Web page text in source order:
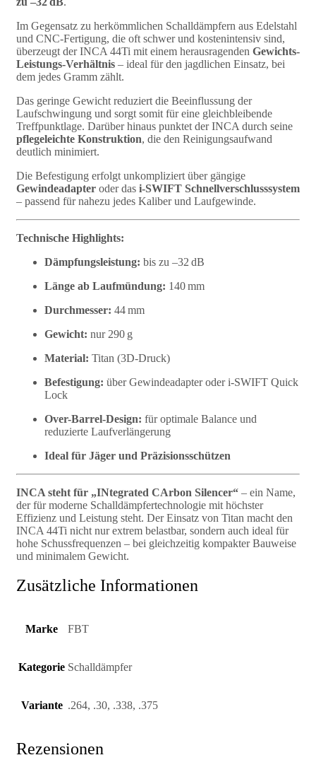
Im Gegensatz zu herkömmlichen Schalldämpfern aus Edelstahl
und CNC-Fertigung, die oft schwer und kostenintensiv sind,
überzeugt der INCA 44Ti mit einem herausragenden Gewichts-
Leistungs-Verhältnis – ideal für den jagdlichen Einsatz, bei
dem jedes Gramm zählt.
Das geringe Gewicht reduziert die Beeinflussung der
Laufschwingung und sorgt somit für eine gleichbleibende
Treffpunktlage. Darüber hinaus punktet der INCA durch seine
pflegeleichte Konstruktion, die den Reinigungsaufwand
deutlich minimiert.
Die Befestigung erfolgt unkompliziert über gängige
Gewindeadapter oder das i-SWIFT Schnellverschlusssystem
– passend für nahezu jedes Kaliber und Laufgewinde.
Technische Highlights:
Dämpfungsleistung: bis zu –32 dB
Länge ab Laufmündung: 140 mm
Durchmesser: 44 mm
Gewicht: nur 290 g
Material: Titan (3D-Druck)
Befestigung: über Gewindeadapter oder i-SWIFT Quick
Lock
Over-Barrel-Design: für optimale Balance und
reduzierte Laufverlängerung
Ideal für Jäger und Präzisionsschützen
INCA steht für „INtegrated CArbon Silencer“ – ein Name,
der für moderne Schalldämpfertechnologie mit höchster
Effizienz und Leistung steht. Der Einsatz von Titan macht den
INCA 44Ti nicht nur extrem belastbar, sondern auch ideal für
hohe Schussfrequenzen – bei gleichzeitig kompakter Bauweise
und minimalem Gewicht.
Zusätzliche Informationen
Marke FBT
Kategorie Schalldämpfer
Variante .264, .30, .338, .375
Rezensionen